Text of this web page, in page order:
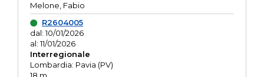
Melone, Fabio
R2604005
dal: 10/01/2026
al: 11/01/2026
Interregionale
Lombardia: Pavia (PV)